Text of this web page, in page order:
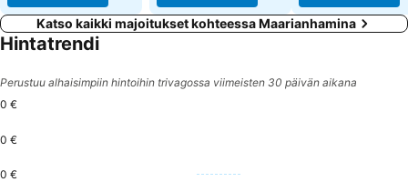
Katso kaikki majoitukset kohteessa Maarianhamina
Hintatrendi
Perustuu alhaisimpiin hintoihin trivagossa viimeisten 30 päivän aikana
0 €
0 €
0 €